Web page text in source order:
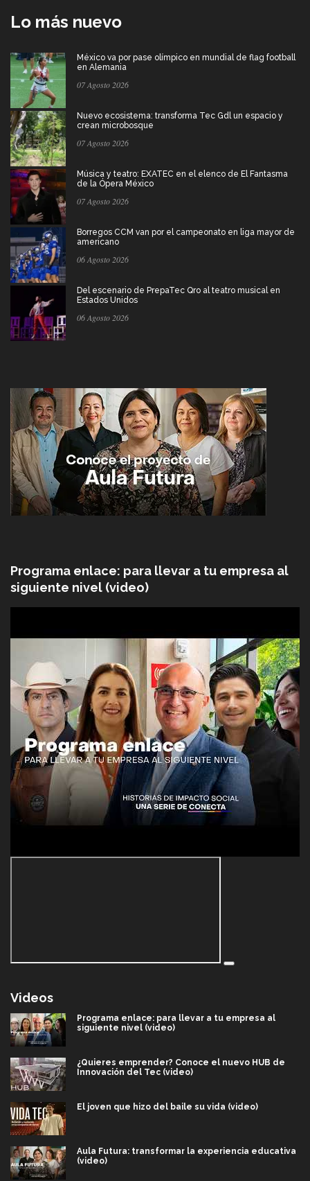
Lo más nuevo
México va por pase olímpico en mundial de flag football
en Alemania
07 Agosto 2026
Nuevo ecosistema: transforma Tec Gdl un espacio y
crean microbosque
07 Agosto 2026
Música y teatro: EXATEC en el elenco de El Fantasma
de la Ópera México
07 Agosto 2026
Borregos CCM van por el campeonato en liga mayor de
americano
06 Agosto 2026
Del escenario de PrepaTec Qro al teatro musical en
Estados Unidos
06 Agosto 2026
Programa enlace: para llevar a tu empresa al
siguiente nivel (video)
Videos
Programa enlace: para llevar a tu empresa al
siguiente nivel (video)
¿Quieres emprender? Conoce el nuevo HUB de
Innovación del Tec (video)
El joven que hizo del baile su vida (video)
Aula Futura: transformar la experiencia educativa
(video)